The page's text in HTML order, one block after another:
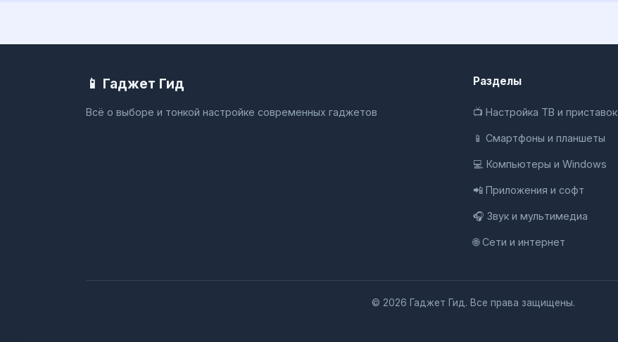
📱 Гаджет Гид
Всё о выборе и тонкой настройке современных гаджетов
Разделы
📺 Настройка ТВ и приставок
📱 Смартфоны и планшеты
💻 Компьютеры и Windows
📲 Приложения и софт
🎧 Звук и мультимедиа
🌐 Сети и интернет
© 2026 Гаджет Гид. Все права защищены.